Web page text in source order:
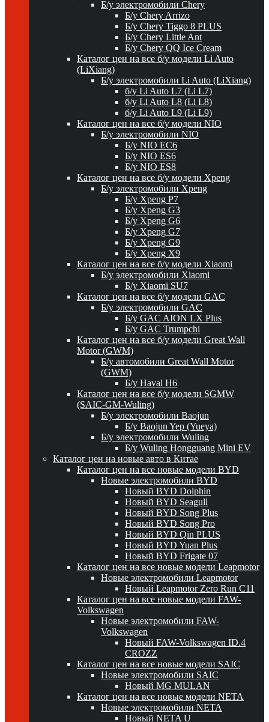
Б/у электромобили Chery
Б/у Chery Arrizo
Б/у Chery Tiggo 8 PLUS
Б/у Chery Little Ant
Б/у Chery QQ Ice Cream
Каталог цен на все б/у модели Li Auto
(LiXiang)
Б/у электромобили Li Auto (LiXiang)
б/у Li Auto L7 (Li L7)
б/у Li Auto L8 (Li L8)
б/у Li Auto L9 (Li L9)
Каталог цен на все б/у модели NIO
Б/у электромобили NIO
Б/у NIO EC6
Б/у NIO ES6
Б/у NIO ES8
Каталог цен на все б/у модели Xpeng
Б/у электромобили Xpeng
Б/у Xpeng P7
Б/у Xpeng G3
Б/у Xpeng G6
Б/у Xpeng G7
Б/у Xpeng G9
Б/у Xpeng X9
Каталог цен на все б/у модели Xiaomi
Б/у электромобили Xiaomi
Б/у Xiaomi SU7
Каталог цен на все б/у модели GAC
Б/у электромобили GAC
Б/у GAC AION LX Plus
Б/у GAC Trumpchi
Каталог цен на все б/у модели Great Wall
Motor (GWM)
Б/у автомобили Great Wall Motor
(GWM)
Б/у Haval H6
Каталог цен на все б/у модели SGMW
(SAIC-GM-Wuling)
Б/у электромобили Baojun
Б/у Baojun Yep (Yueya)
Б/у электромобили Wuling
Б/у Wuling Hongguang Mini EV
Каталог цен на новые авто в Китае
Каталог цен на все новые модели BYD
Новые электромобили BYD
Новый BYD Dolphin
Новый BYD Seagull
Новый BYD Song Plus
Новый BYD Song Pro
Новый BYD Qin PLUS
Новый BYD Yuan Plus
Новый BYD Frigate 07
Каталог цен на все новые модели Leapmotor
Новые электромобили Leapmotor
Новый Leapmotor Zero Run C11
Каталог цен на все новые модели FAW-
Volkswagen
Новые электромобили FAW-
Volkswagen
Новый FAW-Volkswagen ID.4
CROZZ
Каталог цен на все новые модели SAIC
Новые электромобили SAIC
Новый MG MULAN
Каталог цен на все новые модели NETA
Новые электромобили NETA
Новый NETA U